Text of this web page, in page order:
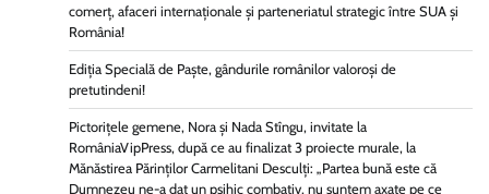
comerț, afaceri internaționale și parteneriatul strategic între SUA și
România!
Ediția Specială de Paște, gândurile românilor valoroși de
pretutindeni!
Pictorițele gemene, Nora și Nada Stîngu, invitate la
RomâniaVipPress, după ce au finalizat 3 proiecte murale, la
Mănăstirea Părinților Carmelitani Desculți: „Partea bună este că
Dumnezeu ne-a dat un psihic combativ, nu suntem axate pe ce